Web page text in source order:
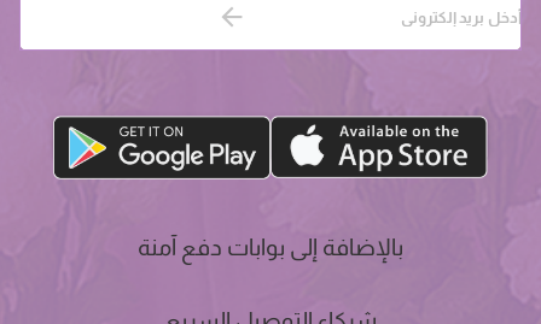
بالإضافة إلى بوابات دفع آمنة